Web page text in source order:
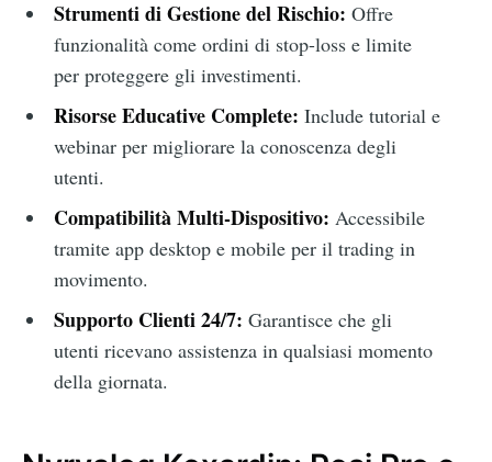
Strumenti di Gestione del Rischio: Offre
funzionalità come ordini di stop-loss e limite
per proteggere gli investimenti.
Risorse Educative Complete: Include tutorial e
webinar per migliorare la conoscenza degli
utenti.
Compatibilità Multi-Dispositivo: Accessibile
tramite app desktop e mobile per il trading in
movimento.
Supporto Clienti 24/7: Garantisce che gli
utenti ricevano assistenza in qualsiasi momento
della giornata.